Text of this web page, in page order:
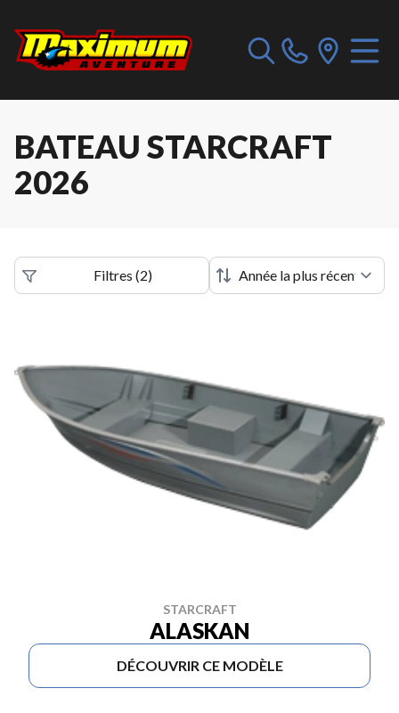
BATEAU STARCRAFT
2026
Filtres (2)
STARCRAFT
ALASKAN
DÉCOUVRIR CE MODÈLE